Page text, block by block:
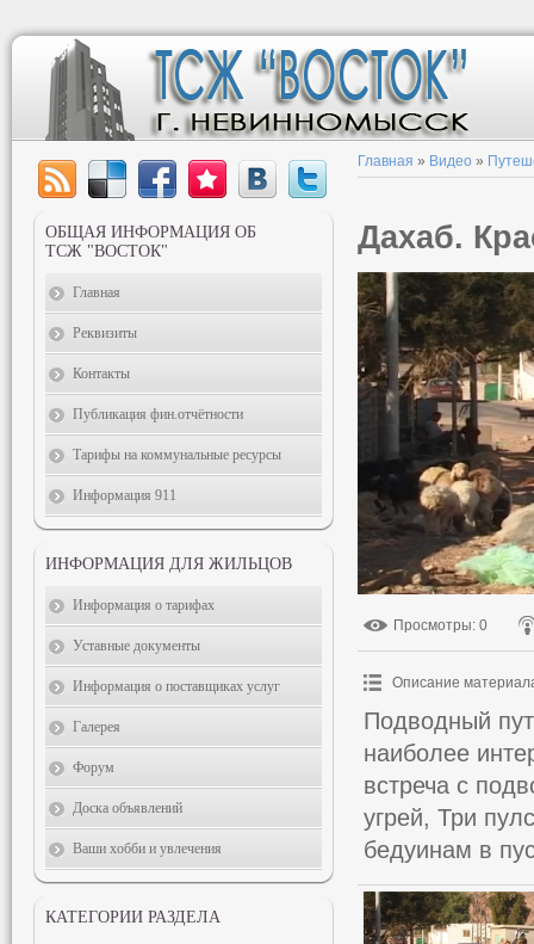
Главная » Видео »
Дахаб.
Просмотры: 0
Описание
Подводный
наиболее
встреча с
угрей, Три
бедуинам в
ОБЩАЯ ИНФОРМАЦИЯ ОБ
ТСЖ "ВОСТОК"
Главная
Реквизиты
Контакты
Публикация фин.отчётности
Тарифы на коммунальные ресурсы
Информация 911
ИНФОРМАЦИЯ ДЛЯ ЖИЛЬЦОВ
Информация о тарифах
Уставные документы
Информация о поставщиках услуг
Галерея
Форум
Доска объявлений
Ваши хобби и увлечения
КАТЕГОРИИ РАЗДЕЛА